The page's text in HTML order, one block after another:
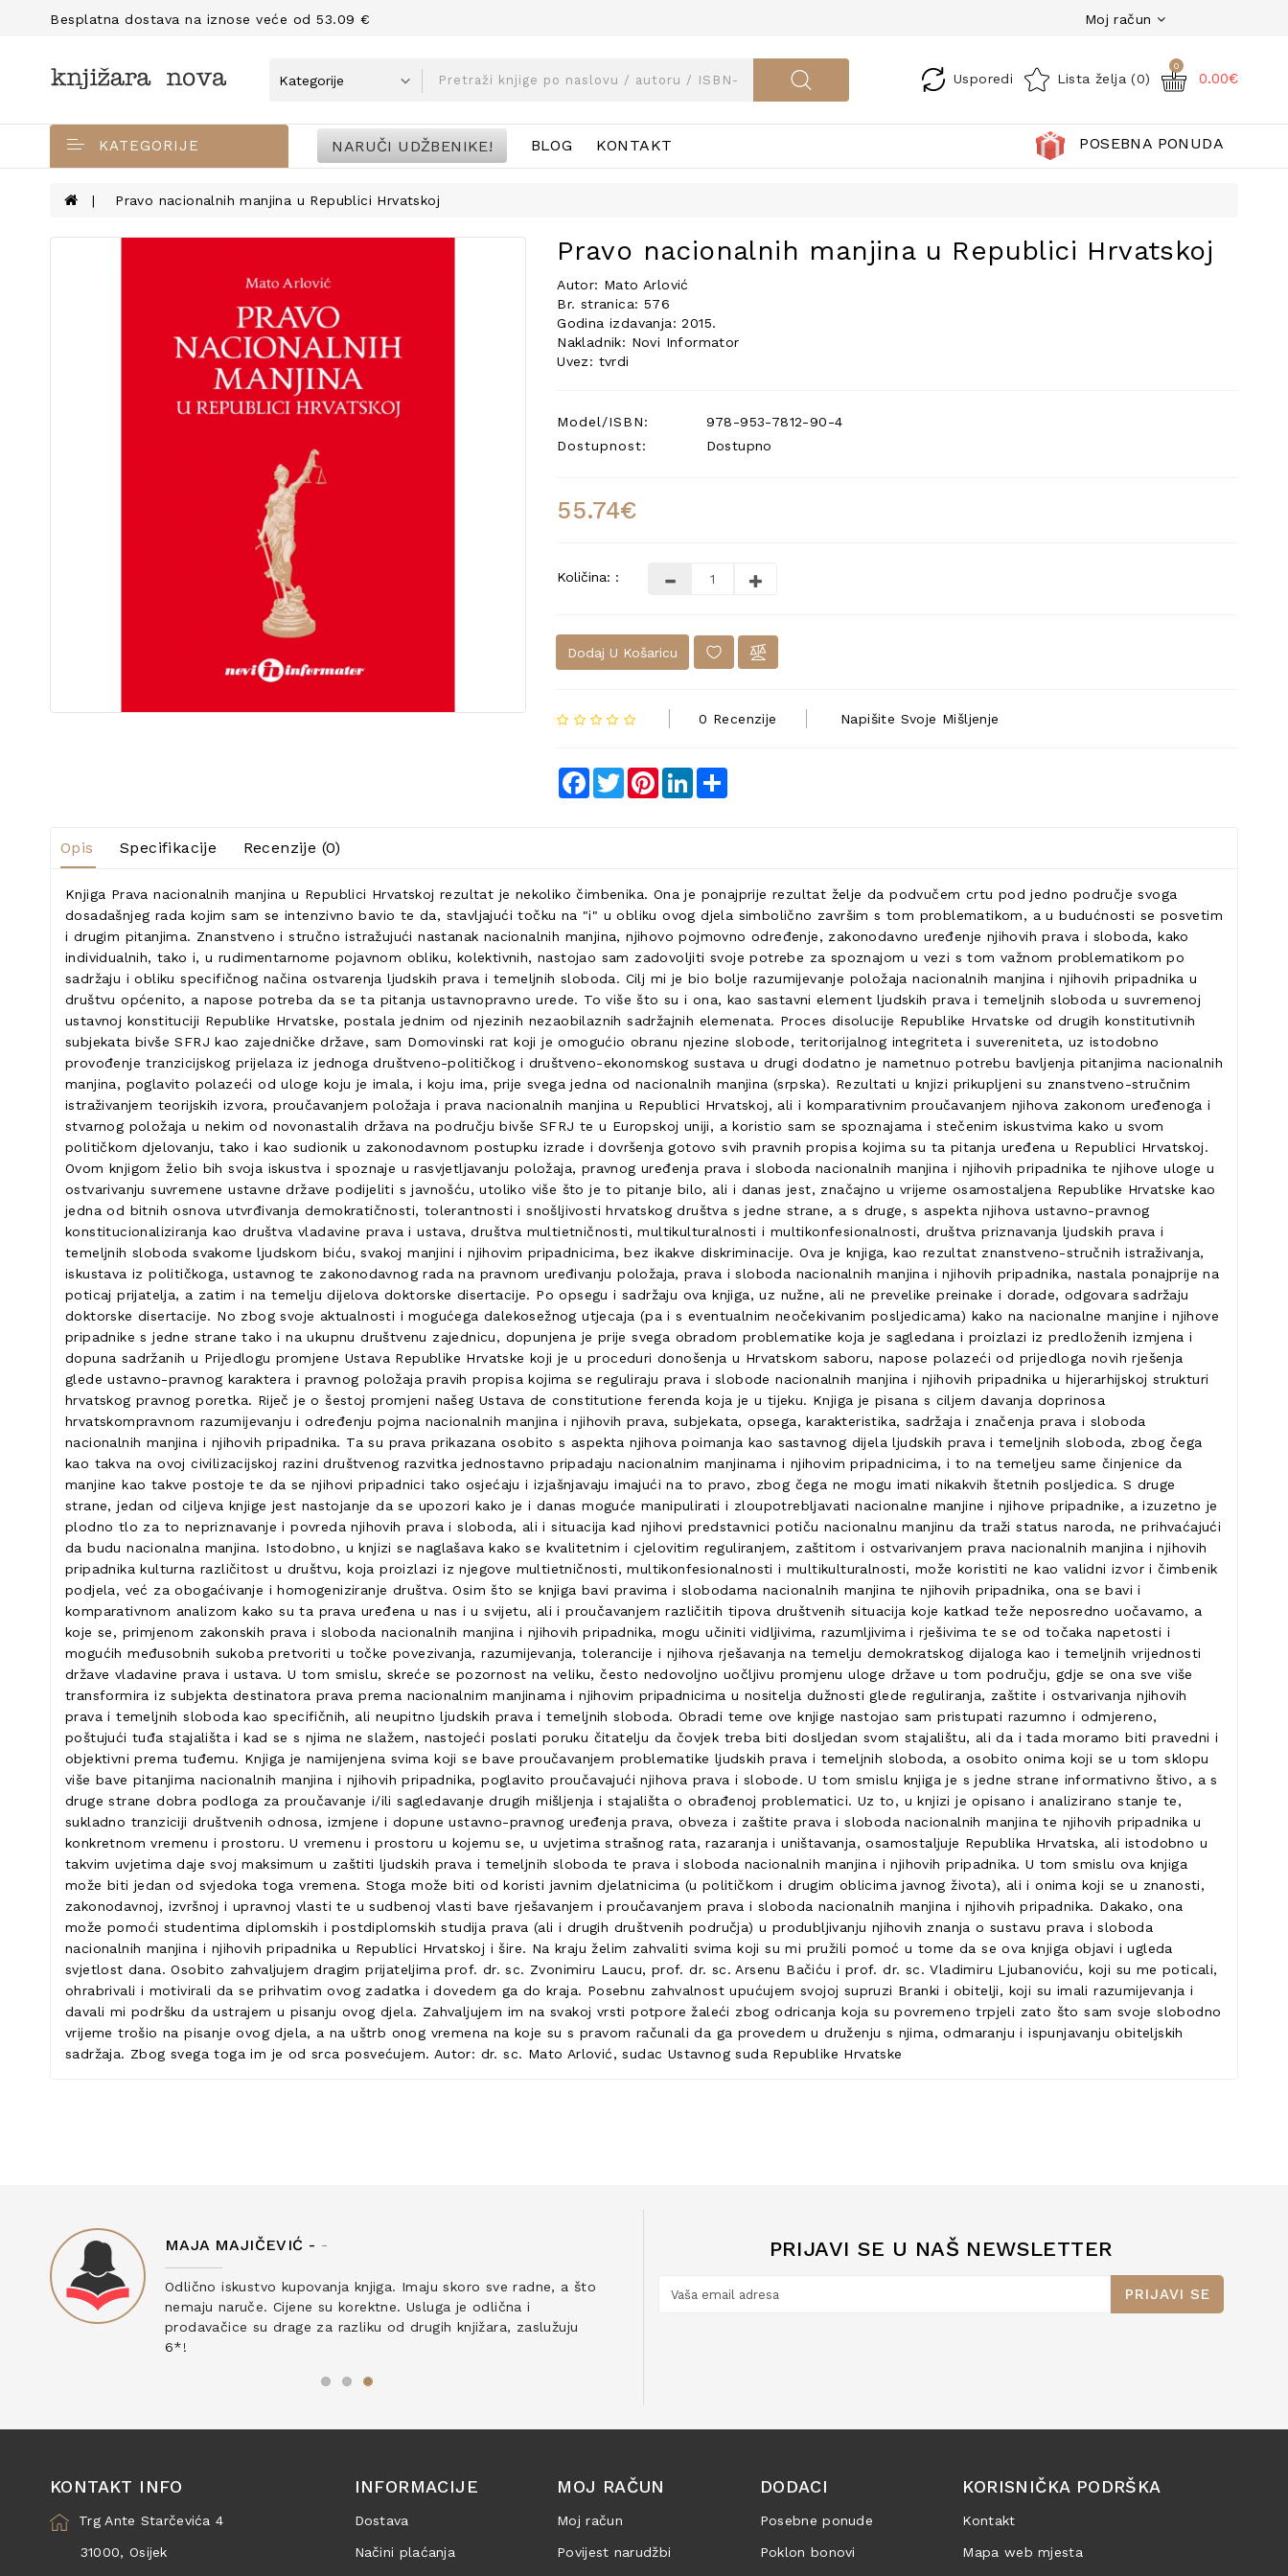
Besplatna dostava na iznose veće od 53.09 € Moj račun
Usporedi Lista želja (0)
0
0.00€
KATEGORIJE NARUČI UDŽBENIKE! BLOG KONTAKT POSEBNA PONUDA
Pravo nacionalnih manjina u Republici Hrvatskoj
Pravo nacionalnih manjina u Republici Hrvatskoj
Autor: Mato Arlović
Br. stranica: 576
Godina izdavanja: 2015.
Nakladnik: Novi Informator
Uvez: tvrdi
Model/ISBN:
978-953-7812-90-4
Dostupnost:
Dostupno
55.74€
Količina: :
Dodaj U Košaricu
0 Recenzije Napišite Svoje Mišljenje
Facebook
TwitterPinterestLinkedIn
Opis Specifikacije Recenzije (0)
Knjiga Prava nacionalnih manjina u Republici Hrvatskoj rezultat je nekoliko čimbenika. Ona je ponajprije rezultat želje da podvučem crtu pod jedno područje svoga
dosadašnjeg rada kojim sam se intenzivno bavio te da, stavljajući točku na "i" u obliku ovog djela simbolično završim s tom problematikom, a u budućnosti se posvetim
i drugim pitanjima. Znanstveno i stručno istražujući nastanak nacionalnih manjina, njihovo pojmovno određenje, zakonodavno uređenje njihovih prava i sloboda, kako
individualnih, tako i, u rudimentarnome pojavnom obliku, kolektivnih, nastojao sam zadovoljiti svoje potrebe za spoznajom u vezi s tom važnom problematikom po
sadržaju i obliku specifičnog načina ostvarenja ljudskih prava i temeljnih sloboda. Cilj mi je bio bolje razumijevanje položaja nacionalnih manjina i njihovih pripadnika u
društvu općenito, a napose potreba da se ta pitanja ustavnopravno urede. To više što su i ona, kao sastavni element ljudskih prava i temeljnih sloboda u suvremenoj
ustavnoj konstituciji Republike Hrvatske, postala jednim od njezinih nezaobilaznih sadržajnih elemenata. Proces disolucije Republike Hrvatske od drugih konstitutivnih
subjekata bivše SFRJ kao zajedničke države, sam Domovinski rat koji je omogućio obranu njezine slobode, teritorijalnog integriteta i suvereniteta, uz istodobno
provođenje tranzicijskog prijelaza iz jednoga društveno-političkog i društveno-ekonomskog sustava u drugi dodatno je nametnuo potrebu bavljenja pitanjima nacionalnih
manjina, poglavito polazeći od uloge koju je imala, i koju ima, prije svega jedna od nacionalnih manjina (srpska). Rezultati u knjizi prikupljeni su znanstveno-stručnim
istraživanjem teorijskih izvora, proučavanjem položaja i prava nacionalnih manjina u Republici Hrvatskoj, ali i komparativnim proučavanjem njihova zakonom uređenoga i
stvarnog položaja u nekim od novonastalih država na području bivše SFRJ te u Europskoj uniji, a koristio sam se spoznajama i stečenim iskustvima kako u svom
političkom djelovanju, tako i kao sudionik u zakonodavnom postupku izrade i dovršenja gotovo svih pravnih propisa kojima su ta pitanja uređena u Republici Hrvatskoj.
Ovom knjigom želio bih svoja iskustva i spoznaje u rasvjetljavanju položaja, pravnog uređenja prava i sloboda nacionalnih manjina i njihovih pripadnika te njihove uloge u
ostvarivanju suvremene ustavne države podijeliti s javnošću, utoliko više što je to pitanje bilo, ali i danas jest, značajno u vrijeme osamostaljena Republike Hrvatske kao
jedna od bitnih osnova utvrđivanja demokratičnosti, tolerantnosti i snošljivosti hrvatskog društva s jedne strane, a s druge, s aspekta njihova ustavno-pravnog
konstitucionaliziranja kao društva vladavine prava i ustava, društva multietničnosti, multikulturalnosti i multikonfesionalnosti, društva priznavanja ljudskih prava i
temeljnih sloboda svakome ljudskom biću, svakoj manjini i njihovim pripadnicima, bez ikakve diskriminacije. Ova je knjiga, kao rezultat znanstveno-stručnih istraživanja,
iskustava iz političkoga, ustavnog te zakonodavnog rada na pravnom uređivanju položaja, prava i sloboda nacionalnih manjina i njihovih pripadnika, nastala ponajprije na
poticaj prijatelja, a zatim i na temelju dijelova doktorske disertacije. Po opsegu i sadržaju ova knjiga, uz nužne, ali ne prevelike preinake i dorade, odgovara sadržaju
doktorske disertacije. No zbog svoje aktualnosti i mogućega dalekosežnog utjecaja (pa i s eventualnim neočekivanim posljedicama) kako na nacionalne manjine i njihove
pripadnike s jedne strane tako i na ukupnu društvenu zajednicu, dopunjena je prije svega obradom problematike koja je sagledana i proizlazi iz predloženih izmjena i
dopuna sadržanih u Prijedlogu promjene Ustava Republike Hrvatske koji je u proceduri donošenja u Hrvatskom saboru, napose polazeći od prijedloga novih rješenja
glede ustavno-pravnog karaktera i pravnog položaja pravih propisa kojima se reguliraju prava i slobode nacionalnih manjina i njihovih pripadnika u hijerarhijskoj strukturi
hrvatskog pravnog poretka. Riječ je o šestoj promjeni našeg Ustava de constitutione ferenda koja je u tijeku. Knjiga je pisana s ciljem davanja doprinosa
hrvatskompravnom razumijevanju i određenju pojma nacionalnih manjina i njihovih prava, subjekata, opsega, karakteristika, sadržaja i značenja prava i sloboda
nacionalnih manjina i njihovih pripadnika. Ta su prava prikazana osobito s aspekta njihova poimanja kao sastavnog dijela ljudskih prava i temeljnih sloboda, zbog čega
kao takva na ovoj civilizacijskoj razini društvenog razvitka jednostavno pripadaju nacionalnim manjinama i njihovim pripadnicima, i to na temeljeu same činjenice da
manjine kao takve postoje te da se njihovi pripadnici tako osjećaju i izjašnjavaju imajući na to pravo, zbog čega ne mogu imati nikakvih štetnih posljedica. S druge
strane, jedan od ciljeva knjige jest nastojanje da se upozori kako je i danas moguće manipulirati i zloupotrebljavati nacionalne manjine i njihove pripadnike, a izuzetno je
plodno tlo za to nepriznavanje i povreda njihovih prava i sloboda, ali i situacija kad njihovi predstavnici potiču nacionalnu manjinu da traži status naroda, ne prihvaćajući
da budu nacionalna manjina. Istodobno, u knjizi se naglašava kako se kvalitetnim i cjelovitim reguliranjem, zaštitom i ostvarivanjem prava nacionalnih manjina i njihovih
pripadnika kulturna različitost u društvu, koja proizlazi iz njegove multietničnosti, multikonfesionalnosti i multikulturalnosti, može koristiti ne kao validni izvor i čimbenik
podjela, već za obogaćivanje i homogeniziranje društva. Osim što se knjiga bavi pravima i slobodama nacionalnih manjina te njihovih pripadnika, ona se bavi i
komparativnom analizom kako su ta prava uređena u nas i u svijetu, ali i proučavanjem različitih tipova društvenih situacija koje katkad teže neposredno uočavamo, a
koje se, primjenom zakonskih prava i sloboda nacionalnih manjina i njihovih pripadnika, mogu učiniti vidljivima, razumljivima i rješivima te se od točaka napetosti i
mogućih međusobnih sukoba pretvoriti u točke povezivanja, razumijevanja, tolerancije i njihova rješavanja na temelju demokratskog dijaloga kao i temeljnih vrijednosti
države vladavine prava i ustava. U tom smislu, skreće se pozornost na veliku, često nedovoljno uočljivu promjenu uloge države u tom području, gdje se ona sve više
transformira iz subjekta destinatora prava prema nacionalnim manjinama i njihovim pripadnicima u nositelja dužnosti glede reguliranja, zaštite i ostvarivanja njihovih
prava i temeljnih sloboda kao specifičnih, ali neupitno ljudskih prava i temeljnih sloboda. Obradi teme ove knjige nastojao sam pristupati razumno i odmjereno,
poštujući tuđa stajališta i kad se s njima ne slažem, nastojeći poslati poruku čitatelju da čovjek treba biti dosljedan svom stajalištu, ali da i tada moramo biti pravedni i
objektivni prema tuđemu. Knjiga je namijenjena svima koji se bave proučavanjem problematike ljudskih prava i temeljnih sloboda, a osobito onima koji se u tom sklopu
više bave pitanjima nacionalnih manjina i njihovih pripadnika, poglavito proučavajući njihova prava i slobode. U tom smislu knjiga je s jedne strane informativno štivo, a s
druge strane dobra podloga za proučavanje i/ili sagledavanje drugih mišljenja i stajališta o obrađenoj problematici. Uz to, u knjizi je opisano i analizirano stanje te,
sukladno tranziciji društvenih odnosa, izmjene i dopune ustavno-pravnog uređenja prava, obveza i zaštite prava i sloboda nacionalnih manjina te njihovih pripadnika u
konkretnom vremenu i prostoru. U vremenu i prostoru u kojemu se, u uvjetima strašnog rata, razaranja i uništavanja, osamostaljuje Republika Hrvatska, ali istodobno u
takvim uvjetima daje svoj maksimum u zaštiti ljudskih prava i temeljnih sloboda te prava i sloboda nacionalnih manjina i njihovih pripadnika. U tom smislu ova knjiga
može biti jedan od svjedoka toga vremena. Stoga može biti od koristi javnim djelatnicima (u političkom i drugim oblicima javnog života), ali i onima koji se u znanosti,
zakonodavnoj, izvršnoj i upravnoj vlasti te u sudbenoj vlasti bave rješavanjem i proučavanjem prava i sloboda nacionalnih manjina i njihovih pripadnika. Dakako, ona
može pomoći studentima diplomskih i postdiplomskih studija prava (ali i drugih društvenih područja) u produbljivanju njihovih znanja o sustavu prava i sloboda
nacionalnih manjina i njihovih pripadnika u Republici Hrvatskoj i šire. Na kraju želim zahvaliti svima koji su mi pružili pomoć u tome da se ova knjiga objavi i ugleda
svjetlost dana. Osobito zahvaljujem dragim prijateljima prof. dr. sc. Zvonimiru Laucu, prof. dr. sc. Arsenu Bačiću i prof. dr. sc. Vladimiru Ljubanoviću, koji su me poticali,
ohrabrivali i motivirali da se prihvatim ovog zadatka i dovedem ga do kraja. Posebnu zahvalnost upućujem svojoj supruzi Branki i obitelji, koji su imali razumijevanja i
davali mi podršku da ustrajem u pisanju ovog djela. Zahvaljujem im na svakoj vrsti potpore žaleći zbog odricanja koja su povremeno trpjeli zato što sam svoje slobodno
vrijeme trošio na pisanje ovog djela, a na uštrb onog vremena na koje su s pravom računali da ga provedem u druženju s njima, odmaranju i ispunjavanju obiteljskih
sadržaja. Zbog svega toga im je od srca posvećujem. Autor: dr. sc. Mato Arlović, sudac Ustavnog suda Republike Hrvatske
MAJA MAJIČEVIĆ - -
Odlično iskustvo kupovanja knjiga. Imaju skoro sve radne, a što
nemaju naruče. Cijene su korektne. Usluga je odlična i
prodavačice su drage za razliku od drugih knjižara, zaslužuju
6*!
PRIJAVI SE U NAŠ NEWSLETTER
PRIJAVI SE
KONTAKT INFO
Trg Ante Starčevića 4
31000, Osijek
INFORMACIJE
Dostava
Načini plaćanja
MOJ RAČUN
Moj račun
Povijest narudžbi
DODACI
Posebne ponude
Poklon bonovi
KORISNIČKA PODRŠKA
Kontakt
Mapa web mjesta